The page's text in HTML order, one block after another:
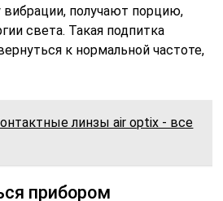
получают порцию,
света. Такая подпитка
к нормальной частоте,
линзы air optix - все
прибором